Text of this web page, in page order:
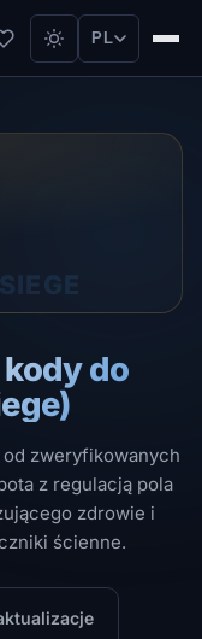
PL
do
zweryfikowanych
z regulacją pola
zdrowie i
ścienne.